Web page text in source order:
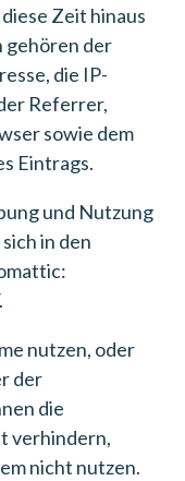
Zeit hinaus
gehören der
die IP-
Referrer,
sowie dem
Eintrags.
und Nutzung
in den
.
nutzen, oder
der
die
verhindern,
nicht nutzen.